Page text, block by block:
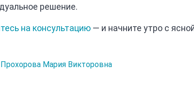
решение.
на консультацию — и начните утро с
Прохорова Мария Викторовна